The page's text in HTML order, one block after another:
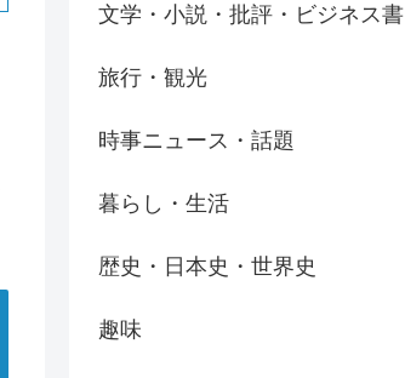
文学・小説・批評・ビジネス書
旅行・観光
時事ニュース・話題
暮らし・生活
歴史・日本史・世界史
趣味